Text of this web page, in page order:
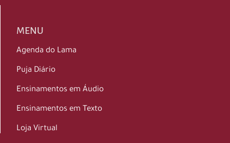
MENU
Agenda do Lama
Puja Diário
Ensinamentos em Áudio
Ensinamentos em Texto
Loja Virtual